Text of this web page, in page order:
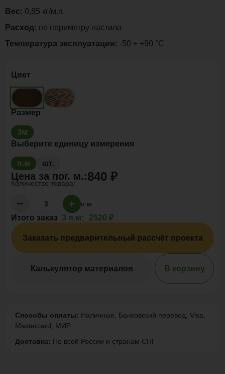
Цвет
Размер
3м
Выберите единицу измерения
п.м шт.
Цена за пог. м.:840 ₽
Количество товара:
п.м
Итого заказ 3 п.м: 2520 ₽
Заказать предварительный рассчёт проекта
Калькулятор материалов В корзину
Способы оплаты: Наличные, Банковский перевод, Visa,
Mastercard, МИР
Доставка: По всей России и странам СНГ
Вес: 0,85 кг/м.п.
Расход: по периметру настила
Температура эксплуатации: -50 ÷ +90 °C